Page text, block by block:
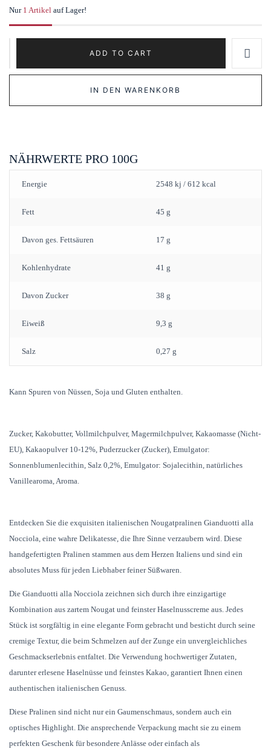
Nur 1 Artikel auf Lager!
Gianduiotti
Nocciola
ADD TO CART
IN DEN WARENKORB
NÄHRWERTE PRO 100G
Energie 2548 kj / 612 kcal
Fett 45 g
Davon ges. Fettsäuren 17 g
Kohlenhydrate 41 g
Davon Zucker 38 g
Eiweiß 9,3 g
Salz 0,27 g
Kann Spuren von Nüssen, Soja und Gluten enthalten.
Zucker, Kakobutter, Vollmilchpulver, Magermilchpulver, Kakaomasse (Nicht-
EU), Kakaopulver 10-12%, Puderzucker (Zucker), Emulgator:
Sonnenblumenlecithin, Salz 0,2%, Emulgator: Sojalecithin, natürliches
Vanillearoma, Aroma.
Entdecken Sie die exquisiten italienischen Nougatpralinen Gianduotti alla
Nocciola, eine wahre Delikatesse, die Ihre Sinne verzaubern wird. Diese
handgefertigten Pralinen stammen aus dem Herzen Italiens und sind ein
absolutes Muss für jeden Liebhaber feiner Süßwaren.
Die Gianduotti alla Nocciola zeichnen sich durch ihre einzigartige
Kombination aus zartem Nougat und feinster Haselnusscreme aus. Jedes
Stück ist sorgfältig in eine elegante Form gebracht und besticht durch seine
cremige Textur, die beim Schmelzen auf der Zunge ein unvergleichliches
Geschmackserlebnis entfaltet. Die Verwendung hochwertiger Zutaten,
darunter erlesene Haselnüsse und feinstes Kakao, garantiert Ihnen einen
authentischen italienischen Genuss.
Diese Pralinen sind nicht nur ein Gaumenschmaus, sondern auch ein
optisches Highlight. Die ansprechende Verpackung macht sie zu einem
perfekten Geschenk für besondere Anlässe oder einfach als